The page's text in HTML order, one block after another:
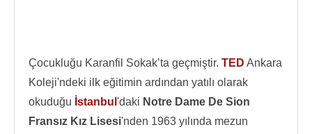
Çocukluğu Karanfil Sokak’ta geçmiştir. TED Ankara
Koleji'ndeki ilk eğitimin ardından yatılı olarak
okuduğu İstanbul 'daki Notre Dame De Sion
Fransız Kız Lisesi'nden 1963 yılında mezun